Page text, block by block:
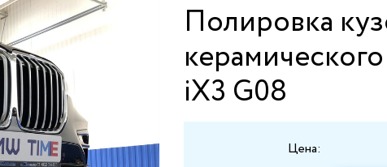
Полировка
iX3 G08
Цена: